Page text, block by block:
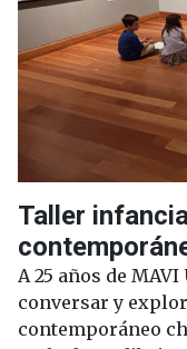
Taller
A 25 años de
conversar y
contemporáneo